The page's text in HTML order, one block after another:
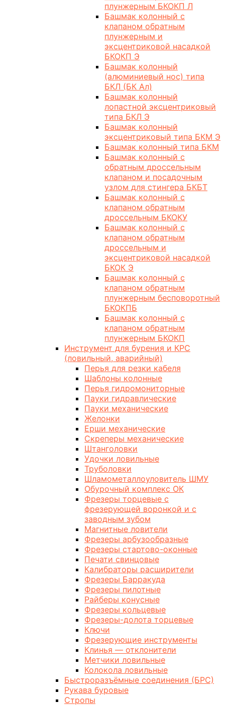
плунжерным БКОКП Л
Башмак колонный с
клапаном обратным
плунжерным и
эксцентриковой насадкой
БКОКП Э
Башмак колонный
(алюминиевый нос) типа
БКЛ (БК Ал)
Башмак колонный
лопастной эксцентриковый
типа БКЛ Э
Башмак колонный
эксцентриковый типа БКМ Э
Башмак колонный типа БКМ
Башмак колонный с
обратным дроссельным
клапаном и посадочным
узлом для стингера БКБТ
Башмак колонный с
клапаном обратным
дроссельным БКОКУ
Башмак колонный с
клапаном обратным
дроссельным и
эксцентриковой насадкой
БКОК Э
Башмак колонный с
клапаном обратным
плунжерным бесповоротный
БКОКПБ
Башмак колонный с
клапаном обратным
плунжерным БКОКП
Инструмент для бурения и КРС
(ловильный, аварийный)
Перья для резки кабеля
Шаблоны колонные
Перья гидромониторные
Пауки гидравлические
Пауки механические
Желонки
Ерши механические
Скреперы механические
Штанголовки
Удочки ловильные
Труболовки
Шламометаллоуловитель ШМУ
Обурочный комплекс ОК
Фрезеры торцевые с
фрезерующей воронкой и с
заводным зубом
Магнитные ловители
Фрезеры арбузообразные
Фрезеры стартово-оконные
Печати свинцовые
Калибраторы расширители
Фрезеры Барракуда
Фрезеры пилотные
Райберы конусные
Фрезеры кольцевые
Фрезеры-долота торцевые
Ключи
Фрезерующие инструменты
Клинья — отклонители
Метчики ловильные
Колокола ловильные
Быстроразъёмные соединения (БРС)
Рукава буровые
Стропы